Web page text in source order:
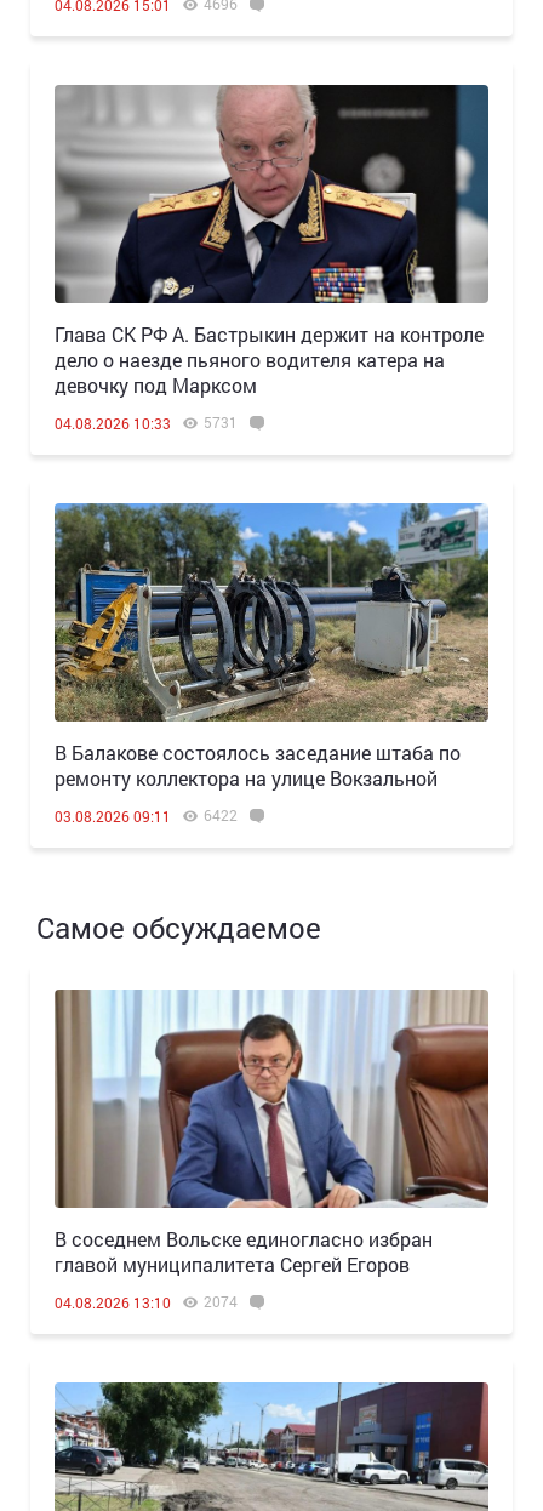
04.08.2026 15:01 4696
Глава СК РФ А. Бастрыкин держит на контроле
дело о наезде пьяного водителя катера на
девочку под Марксом
04.08.2026 10:33 5731
В Балакове состоялось заседание штаба по
ремонту коллектора на улице Вокзальной
03.08.2026 09:11 6422
Самое обсуждаемое
В соседнем Вольске единогласно избран
главой муниципалитета Сергей Егоров
04.08.2026 13:10 2074